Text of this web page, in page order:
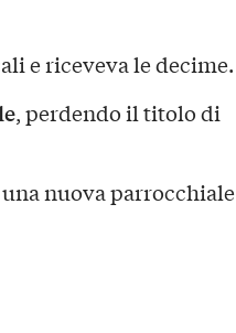
e riceveva le decime.
, perdendo il titolo di
nuova parrocchiale